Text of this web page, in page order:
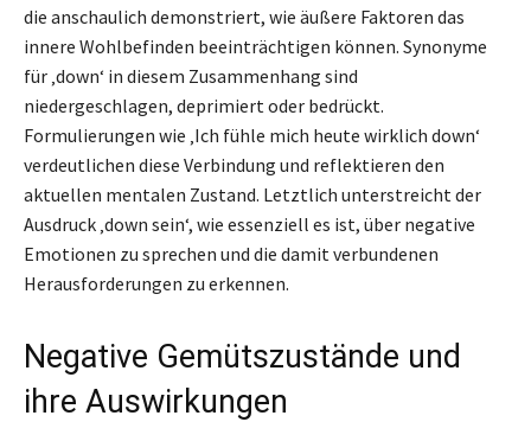
die anschaulich demonstriert, wie äußere Faktoren das
innere Wohlbefinden beeinträchtigen können. Synonyme
für ‚down‘ in diesem Zusammenhang sind
niedergeschlagen, deprimiert oder bedrückt.
Formulierungen wie ‚Ich fühle mich heute wirklich down‘
verdeutlichen diese Verbindung und reflektieren den
aktuellen mentalen Zustand. Letztlich unterstreicht der
Ausdruck ‚down sein‘, wie essenziell es ist, über negative
Emotionen zu sprechen und die damit verbundenen
Herausforderungen zu erkennen.
Negative Gemütszustände und
ihre Auswirkungen